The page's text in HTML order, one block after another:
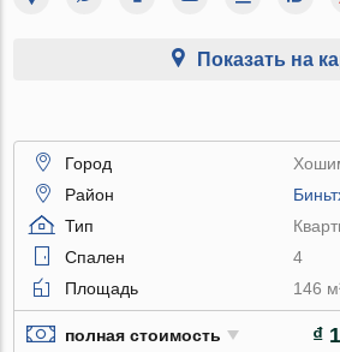
Показать на
Город
Район
Тип
Спален
4
Площадь
146
полная стоимость ₫